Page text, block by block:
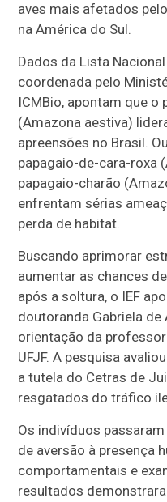
aves mais afetados
na América do Sul.
Dados da Lista
coordenada pelo
ICMBio, apontam que o
(Amazona aestiva)
apreensões no Brasil.
papagaio-de-cara-roxa
papagaio-charão
enfrentam sérias
perda de habitat.
Buscando aprimorar
aumentar as chances
após a soltura, o IEF
doutoranda Gabriela
orientação da
UFJF. A pesquisa
a tutela do Cetras de
resgatados do tráfico
Os indivíduos
de aversão à presença
comportamentais e
resultados